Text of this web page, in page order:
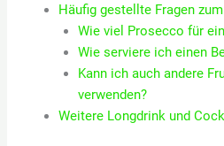
Häufig gestellte Fragen
Wie viel Prosecco für
Wie serviere ich einen
Kann ich auch andere
verwenden?
Weitere Longdrink und